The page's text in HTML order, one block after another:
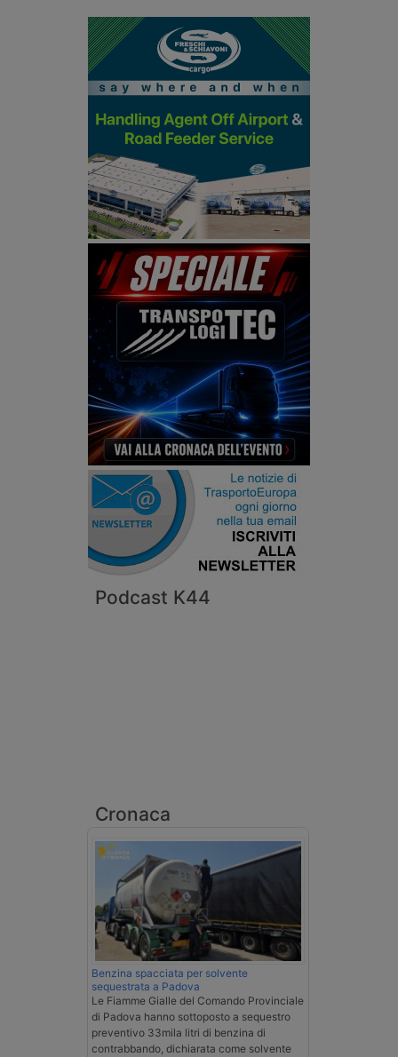
Podcast K44
Cronaca
Benzina spacciata per solvente
sequestrata a Padova
Le Fiamme Gialle del Comando Provinciale
di Padova hanno sottoposto a sequestro
preventivo 33mila litri di benzina di
contrabbando, dichiarata come solvente